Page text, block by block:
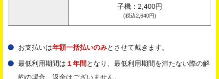
子機：2,400円
(税込2,640円)
お支払いは年額一括払いのみとさせて戴きます。
最低利用期間は １年間 となり、最低利用期間を満たない際の解
約の場合、返金はございません。